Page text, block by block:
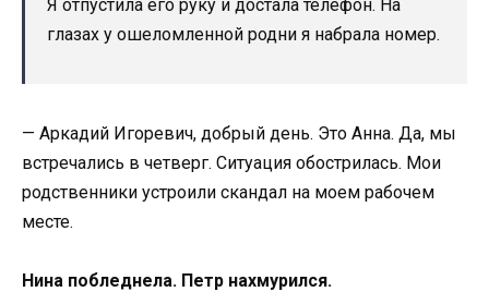
Я отпустила его руку и достала телефон. На
глазах у ошеломленной родни я набрала номер.
— Аркадий Игоревич, добрый день. Это Анна. Да, мы
встречались в четверг. Ситуация обострилась. Мои
родственники устроили скандал на моем рабочем
месте.
Нина побледнела. Петр нахмурился.